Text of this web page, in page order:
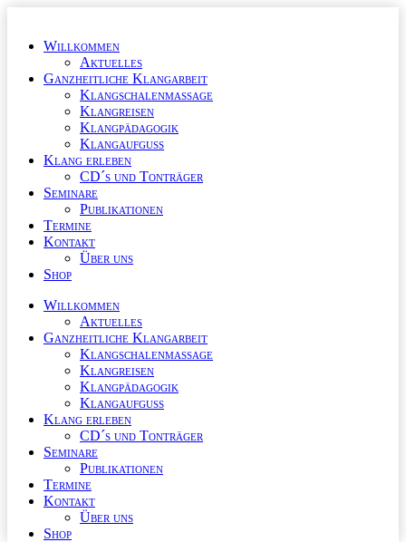
wechselnWillkommen
Aktuelles
Ganzheitliche Klangarbeit
Klangschalenmassage
Klangreisen
Klangpädagogik
Klangaufguss
Klang erleben
CD´s und Tonträger
Seminare
Publikationen
Termine
Kontakt
Über uns
Shop
Willkommen
Aktuelles
Ganzheitliche Klangarbeit
Klangschalenmassage
Klangreisen
Klangpädagogik
Klangaufguss
Klang erleben
CD´s und Tonträger
Seminare
Publikationen
Termine
Kontakt
Über uns
Shop